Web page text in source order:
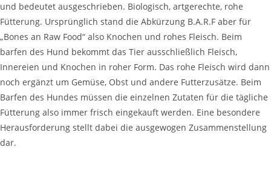
und bedeutet ausgeschrieben. Biologisch, artgerechte, rohe
Fütterung. Ursprünglich stand die Abkürzung B.A.R.F aber für
„Bones an Raw Food“ also Knochen und rohes Fleisch. Beim
barfen des Hund bekommt das Tier ausschließlich Fleisch,
Innereien und Knochen in roher Form. Das rohe Fleisch wird dann
noch ergänzt um Gemüse, Obst und andere Futterzusätze. Beim
Barfen des Hundes müssen die einzelnen Zutaten für die tägliche
Fütterung also immer frisch eingekauft werden. Eine besondere
Herausforderung stellt dabei die ausgewogen Zusammenstellung
dar.